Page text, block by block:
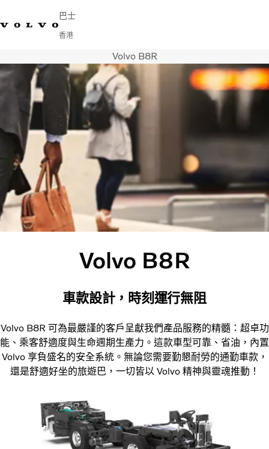
巴士
香港
尋找經銷商Volvo Connect
城市及城際
旅遊巴
服務
為何選擇 Volvo？
新聞與媒體
聯絡我們
Volvo B8R
Volvo B8R
車款設計，時刻運行無阻
Volvo B8R 可為最嚴謹的客戶呈獻我們產品服務的精髓：超卓功
能、乘客舒適度與生命週期生產力。這款車型可靠、省油，內置
Volvo 享負盛名的安全系統。無論您需要勤懇耐勞的通勤車款，
還是舒適好坐的旅遊巴，一切皆以 Volvo 精神與靈魂推動！